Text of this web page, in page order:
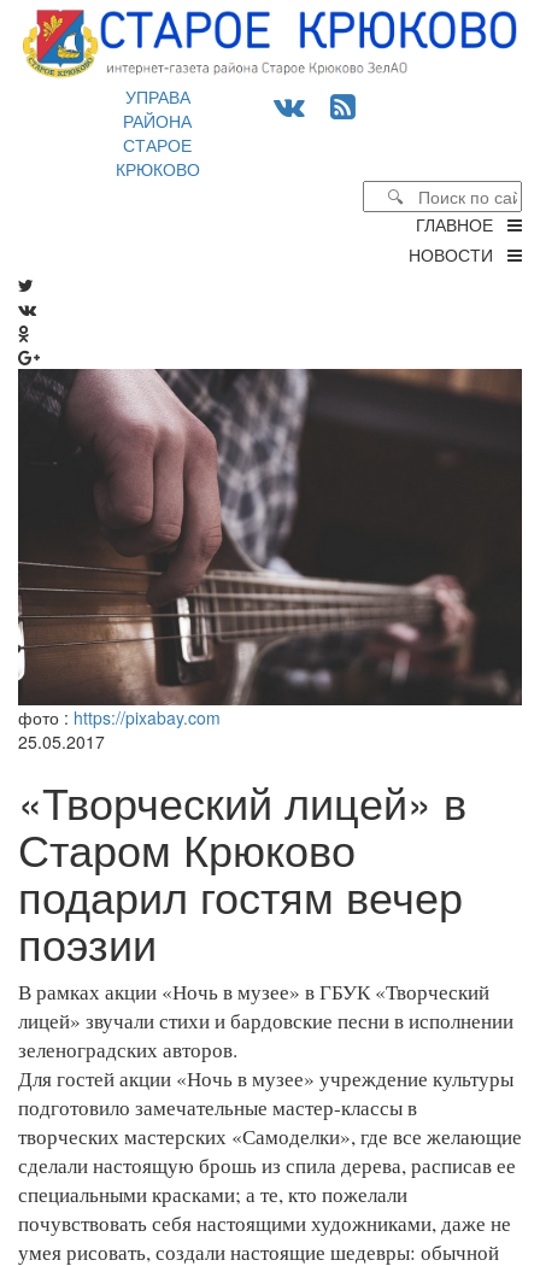
УПРАВА
РАЙОНА
СТАРОЕ
КРЮКОВО
ГЛАВНОЕ
НОВОСТИ
фото : https://pixabay.com
25.05.2017
«Творческий лицей» в
Старом Крюково
подарил гостям вечер
поэзии
В рамках акции «Ночь в музее» в ГБУК «Творческий
лицей» звучали стихи и бардовские песни в исполнении
зеленоградских авторов.
Для гостей акции «Ночь в музее» учреждение культуры
подготовило замечательные мастер-классы в
творческих мастерских «Самоделки», где все желающие
сделали настоящую брошь из спила дерева, расписав ее
специальными красками; а те, кто пожелали
почувствовать себя настоящими художниками, даже не
умея рисовать, создали настоящие шедевры: обычной